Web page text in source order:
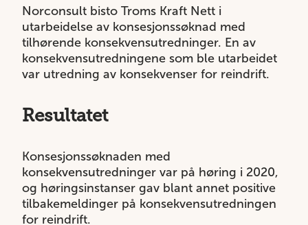
Norconsult bisto Troms Kraft Nett i
utarbeidelse av konsesjonssøknad med
tilhørende konsekvensutredninger. En av
konsekvensutredningene som ble utarbeidet
var utredning av konsekvenser for reindrift.
Resultatet
Konsesjonssøknaden med
konsekvensutredninger var på høring i 2020,
og høringsinstanser gav blant annet positive
tilbakemeldinger på konsekvensutredningen
for reindrift.